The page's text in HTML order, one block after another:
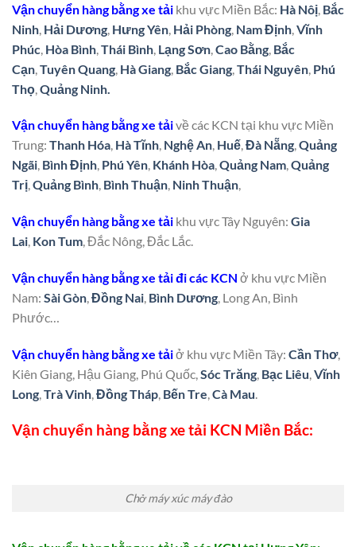
Vận chuyển hàng bằng xe tải khu vực Miền Bắc: Hà Nôị Bắc
Ninh Hải Dương Hưng Yên Hải Phòng Nam Định Vĩnh
Phúc Hòa Bình Thái Bình Lạng Sơn Cao Bằng Bắc
Cạn Tuyên Quang Hà Giang Bắc Giang Thái Nguyên Phú
Thọ Quảng Ninh.
Vận chuyển hàng bằng xe tảivề các KCN tại khu vực Miền
Trung: Thanh Hóa, Hà Tĩnh, Nghệ An, Huế,Đà Nẵng,Quảng
Ngãi, Bình Định, Phú Yên, Khánh Hòa,Quảng Nam,Quảng
Trị,Quảng Bình, Bình Thuận, Ninh Thuận,
Vận chuyển hàng bằng xe tải khu vực Tây Nguyên: Gia
Lai, Kon Tum, Đắc Nông, Đắc Lắc.
Vận chuyển hàng bằng xe tải đi các KCN ở khu vực Miền
Nam: Sài Gòn,Đồng Nai, Bình Dương, Long An, Bình
Phước…
Vận chuyển hàng bằng xe tảiở khu vực Miền Tây: Cần Thơ,
Kiên Giang, Hậu Giang, Phú Quốc,Sóc Trăng, Bạc Liêu,Vĩnh
Long,Trà Vinh,Đồng Tháp, Bến Tre,Cà Mau.
Vận chuyển hàng bằng xe tải KCN Miền Bắc:
Chở máy xúc máy đào